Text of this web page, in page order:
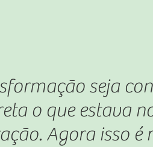
seja
o que estava
Agora isso é